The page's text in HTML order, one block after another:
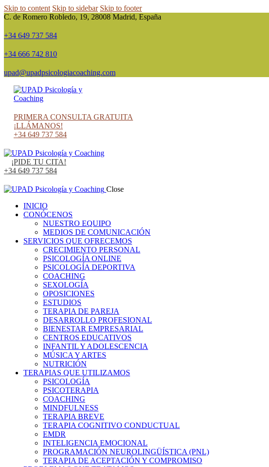
Skip to content Skip to sidebar Skip to footer
C. de Romero Robledo, 19, 28008 Madrid, España
+34 649 737 584
+34 666 742 810
upad@upadpsicologiacoaching.com
PRIMERA CONSULTA GRATUITA
¡LLÁMANOS!
+34 649 737 584
¡PIDE TU CITA!
+34 649 737 584
Close
INICIO
CONÓCENOS
NUESTRO EQUIPO
MEDIOS DE COMUNICACIÓN
SERVICIOS QUE OFRECEMOS
CRECIMIENTO PERSONAL
PSICOLOGÍA ONLINE
PSICOLOGÍA DEPORTIVA
COACHING
SEXOLOGÍA
OPOSICIONES
ESTUDIOS
TERAPIA DE PAREJA
DESARROLLO PROFESIONAL
BIENESTAR EMPRESARIAL
CENTROS EDUCATIVOS
INFANTIL Y ADOLESCENCIA
MÚSICA Y ARTES
NUTRICIÓN
TERAPIAS QUE UTILIZAMOS
PSICOLOGÍA
PSICOTERAPIA
COACHING
MINDFULNESS
TERAPIA BREVE
TERAPIA COGNITIVO CONDUCTUAL
EMDR
INTELIGENCIA EMOCIONAL
PROGRAMACIÓN NEUROLINGÜÍSTICA (PNL)
TERAPIA DE ACEPTACIÓN Y COMPROMISO